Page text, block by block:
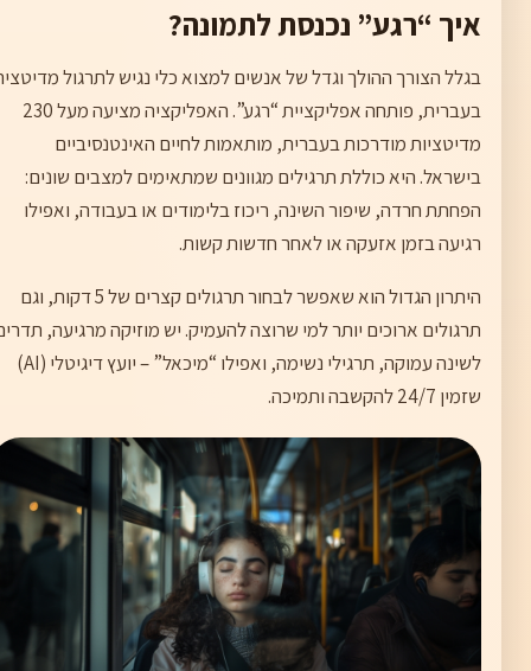
איך “רגע” נכנסת לתמונה?
בגלל הצורך ההולך וגדל של אנשים למצוא כלי נגיש לתרגול
בעברית, פותחה אפליקציית “רגע”. האפליקציה מציעה מעל 230
מדיטציות מודרכות בעברית, מותאמות לחיים האינטנסיביים
בישראל. היא כוללת תרגילים מגוונים שמתאימים למצבים שונים:
הפחתת חרדה, שיפור השינה, ריכוז בלימודים או בעבודה, ואפילו
רגיעה בזמן אזעקה או לאחר חדשות קשות.
היתרון הגדול הוא שאפשר לבחור תרגולים קצרים של 5 דקות, וגם
תרגולים ארוכים יותר למי שרוצה להעמיק. יש מוזיקה מרגיעה,
לשינה עמוקה, תרגילי נשימה, ואפילו “מיכאל” – יועץ דיגיטלי (AI)
שזמין 24/7 להקשבה ותמיכה.